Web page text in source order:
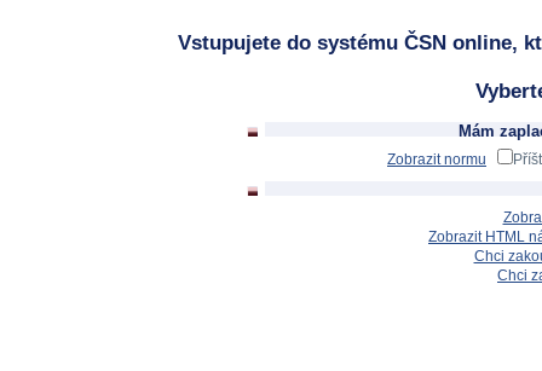
Vstupujete do systému ČSN online,
Mám
Zobrazit normu
Zobrazit HTML
Chci
Chci